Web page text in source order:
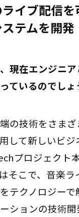
イブ配信を
テムを開発
在エンジニア
ているのでしょ
の技術をさま
して新しいビジ
プロジェクト
そこで、音楽ラ
テクノロジー
ションの技術開